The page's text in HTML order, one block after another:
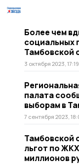
Более чем
социальных
Тамбовской
3 октября 2023, 17:19
палата
выборам в
7 сентября 2023,
Тамбовской
льгот по
миллионов